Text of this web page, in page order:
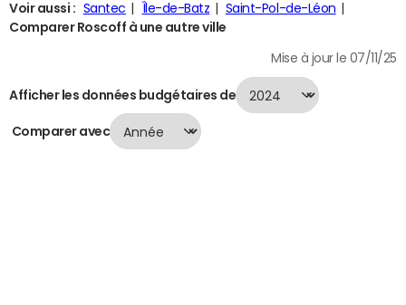
Voir aussi : Santec Île-de-Batz
Saint-Pol-de-Léon
Comparer Roscoff à une autre ville
Mise à jour le 07/11/25
Afficher les données budgétaires de
Comparer avec